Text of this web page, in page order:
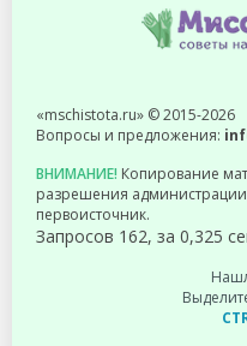
«mschistota.ru» © 2015-2026
Вопросы и предложения:
ВНИМАНИЕ! Копирование
разрешения
первоисточник.
Запросов 162, за 0,325